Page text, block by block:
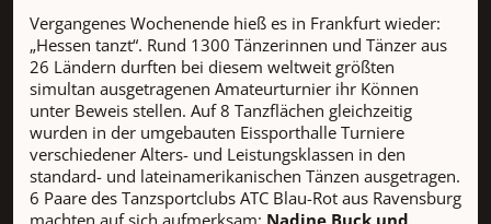
Vergangenes Wochenende hieß es in Frankfurt wieder:
„Hessen tanzt“. Rund 1300 Tänzerinnen und Tänzer aus
26 Ländern durften bei diesem weltweit größten
simultan ausgetragenen Amateurturnier ihr Können
unter Beweis stellen. Auf 8 Tanzflächen gleichzeitig
wurden in der umgebauten Eissporthalle Turniere
verschiedener Alters- und Leistungsklassen in den
standard- und lateinamerikanischen Tänzen ausgetragen.
6 Paare des Tanzsportclubs ATC Blau-Rot aus Ravensburg
machten auf sich aufmerksam: Nadine Buck und